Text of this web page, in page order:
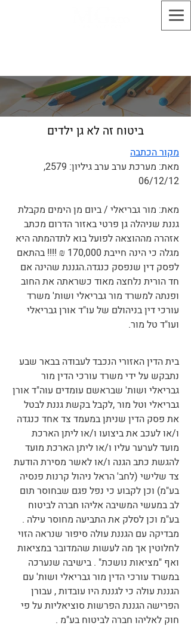
ביטוח זה לא גן ילדים
מקור הכתבה
מאת: מערכת ערב ערב גיליון:
2579,
06/12/12
מאת: מור גבריאלי / ביום מן הימים מקבלת
גננת שניהלה גן פרטי באזור הדרום מכתב
אזהרה מההוצאה לפועל בוא לתדהמתה היא
מגלה כי הינה חייבת 170,000 ₪ !!!! בהתאם
לפסק דין שנפסק כנגדה.הגננת שהינה אם
חד הורית נלחצה מאוד כשראתה את החוב
ופנתה למשרד מור גבריאלי ושות' משרד
עורכי דין בניהולם של עו"ד אורן גבריאלי
ועו"ד טל מור.
בית הדין האזורי הנכבד לעבודה בבאר שבע
נתבקש על ידי משרד עורכי הדין מור
גבריאלי ושות' שבראשם עומדים עוה"ד אורן
גבריאלי וטל מור ,לקבל בקשת גננת לבטל
את פסק הדין שניתן במעמד צד אחד כנגדה
ו/או לעכב את ביצועו ו/או ליתן הארכת
מועד לערער עליו ו/או ליתן הארכת מועד
להגשת כתב הגנה ו/או לאשר מסירת הודעת
צד שלישי (לחב' הראל ניהול קרנות פנסיה
בע"מ) וכן לקבוע כי נפל פגם שבחוסר תום
לב במעשי המשיבה אליהו חברה לביטוח
בע"מ וכן לסלק את התביעה מחוסר עילה .
מבדיקה עם הגננת עולה סיפור שנראה הזוי
לחלוטין אך מה לעשות שהמדובר במציאות
ואף "מציאות נושכת" . בישיבה שנערכה
במשרד עורכי הדין מור גבריאלי ושות' עם
הגננת עולה כי לגננת היו עובדות , עבורן
הפרישה הגננת הפרשות סוציאליות על פי
חוק לאליהו חברה לביטוח בע"מ .